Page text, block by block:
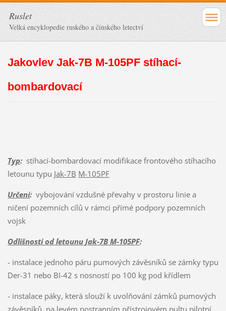
Ruslet
Velká encyklopedie ruského a čínského letectví
Jakovlev Jak-7B M-105PF stíhací-
bombardovací
Typ:stíhací-bombardovací modifikace frontového stíhacího
letounu typu Jak-7B M-105PF
Určení:vybojování vzdušné převahy v prostoru linie a
ničení pozemních cílů v rámci přímé podpory pozemních
vojsk
Odlišnosti od letounu Jak-7B M-105PF:
- instalace jednoho páru pumových závěsníků se zámky typu
Der-31 nebo BI-42 s nosností po 100 kg pod křídlem
- instalace páky, která slouží k uvolňování zámků pumových
závěsníků, na levém postranním přístrojovém pultu pilotní